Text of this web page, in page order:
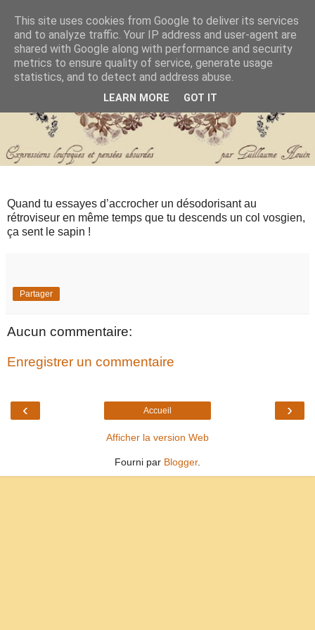
Quand tu essayes d’accrocher un désodorisant au
rétroviseur en même temps que tu descends un col vosgien,
ça sent le sapin !
Partager
Aucun commentaire:
Enregistrer un commentaire
‹ ›
Accueil
Afficher la version Web
Fourni par Blogger.
This site uses cookies from Google to deliver its services
and to analyze traffic. Your IP address and user-agent are
shared with Google along with performance and security
metrics to ensure quality of service, generate usage
statistics, and to detect and address abuse.
LEARN MORE GOT IT